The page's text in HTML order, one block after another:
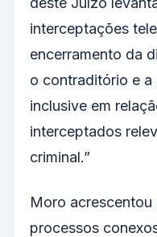
interceptações
encerramento da
o contraditório e
inclusive em
interceptados
criminal.”
Moro
processos